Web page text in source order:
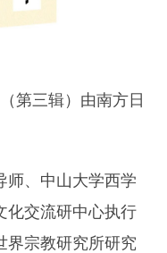
第三辑）由南方日
师、中山大学西学
化交流研中心执行
界宗教研究所研究